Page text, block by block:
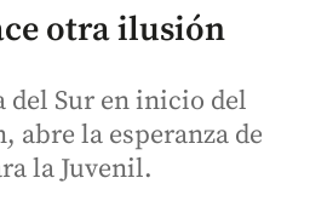
otra ilusión
del Sur en inicio del
abre la esperanza de
la Juvenil.